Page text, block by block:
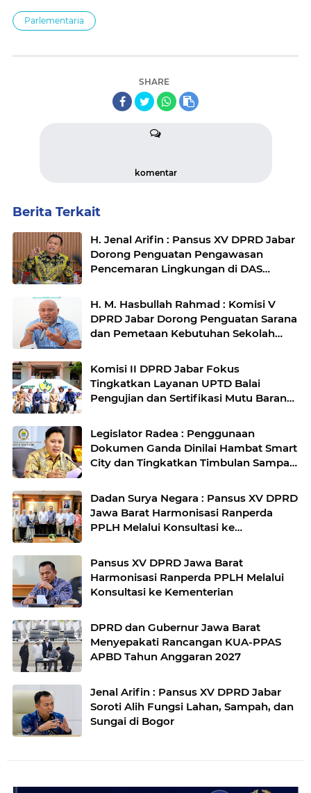
Parlementaria
SHARE
komentar
Berita Terkait
H. Jenal Arifin : Pansus XV DPRD Jabar
Dorong Penguatan Pengawasan
Pencemaran Lingkungan di DAS
H. M. Hasbullah Rahmad : Komisi V
DPRD Jabar Dorong Penguatan Sarana
dan Pemetaan Kebutuhan Sekolah
Komisi II DPRD Jabar Fokus
Tingkatkan Layanan UPTD Balai
Pengujian dan Sertifikasi Mutu Barang
Legislator Radea : Penggunaan
Dokumen Ganda Dinilai Hambat Smart
City dan Tingkatkan Timbulan Sampah
Dadan Surya Negara : Pansus XV DPRD
Jawa Barat Harmonisasi Ranperda
PPLH Melalui Konsultasi ke
Pansus XV DPRD Jawa Barat
Harmonisasi Ranperda PPLH Melalui
Konsultasi ke Kementerian
DPRD dan Gubernur Jawa Barat
Menyepakati Rancangan KUA-PPAS
APBD Tahun Anggaran 2027
Jenal Arifin : Pansus XV DPRD Jabar
Soroti Alih Fungsi Lahan, Sampah, dan
Sungai di Bogor